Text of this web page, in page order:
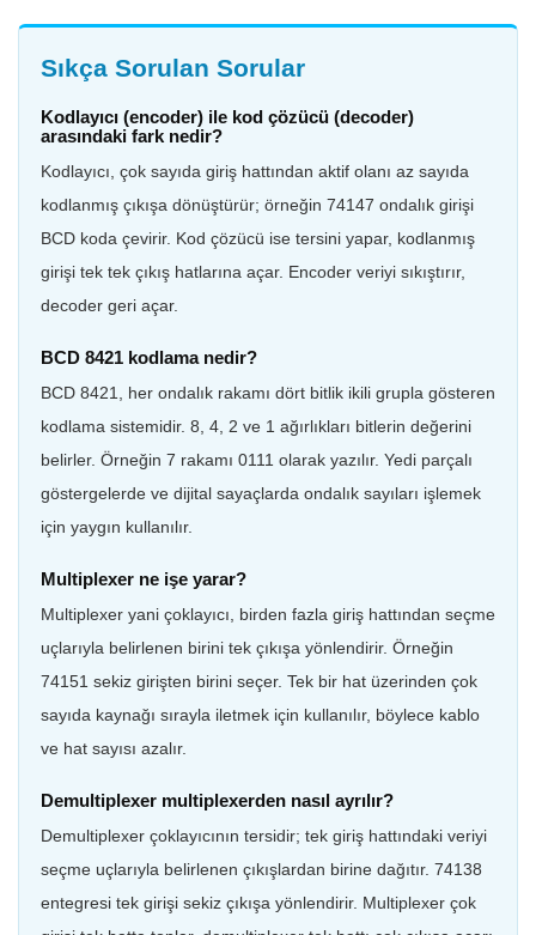
Sıkça Sorulan Sorular
Kodlayıcı (encoder) ile kod çözücü (decoder)
arasındaki fark nedir?
Kodlayıcı, çok sayıda giriş hattından aktif olanı az sayıda
kodlanmış çıkışa dönüştürür; örneğin 74147 ondalık girişi
BCD koda çevirir. Kod çözücü ise tersini yapar, kodlanmış
girişi tek tek çıkış hatlarına açar. Encoder veriyi sıkıştırır,
decoder geri açar.
BCD 8421 kodlama nedir?
BCD 8421, her ondalık rakamı dört bitlik ikili grupla gösteren
kodlama sistemidir. 8, 4, 2 ve 1 ağırlıkları bitlerin değerini
belirler. Örneğin 7 rakamı 0111 olarak yazılır. Yedi parçalı
göstergelerde ve dijital sayaçlarda ondalık sayıları işlemek
için yaygın kullanılır.
Multiplexer ne işe yarar?
Multiplexer yani çoklayıcı, birden fazla giriş hattından seçme
uçlarıyla belirlenen birini tek çıkışa yönlendirir. Örneğin
74151 sekiz girişten birini seçer. Tek bir hat üzerinden çok
sayıda kaynağı sırayla iletmek için kullanılır, böylece kablo
ve hat sayısı azalır.
Demultiplexer multiplexerden nasıl ayrılır?
Demultiplexer çoklayıcının tersidir; tek giriş hattındaki veriyi
seçme uçlarıyla belirlenen çıkışlardan birine dağıtır. 74138
entegresi tek girişi sekiz çıkışa yönlendirir. Multiplexer çok